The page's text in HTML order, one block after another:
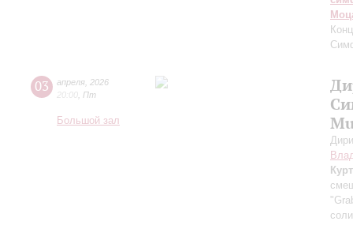
03 апреля 2026
20:00 Пт
Большой зал